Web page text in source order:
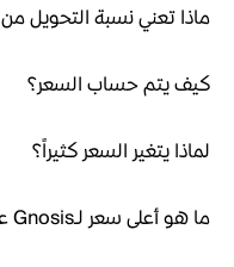
ماذا تعني نسبة التحويل من Gnosis إلى API3؟
كيف يتم حساب السعر؟
لماذا يتغير السعر كثيراً؟
ما هو أعلى سعر لـGnosis على الإطلاق؟